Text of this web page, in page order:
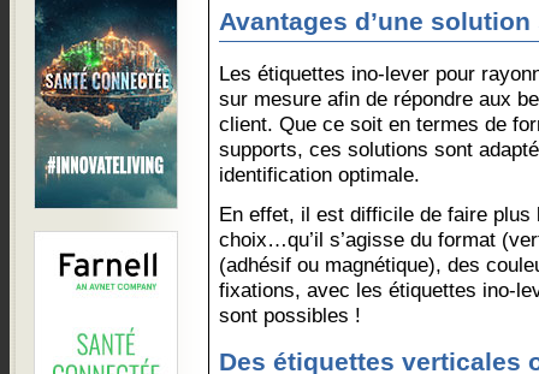
Avantages d’une
Les étiquettes ino-lever pour
sur mesure afin de répondre aux
client. Que ce soit en termes de
supports, ces solutions sont
identification optimale.
En effet, il est difficile de faire plus
choix…qu’il s’agisse du format
(adhésif ou magnétique), des
fixations, avec les étiquettes ino-
sont possibles !
Des étiquettes verticales